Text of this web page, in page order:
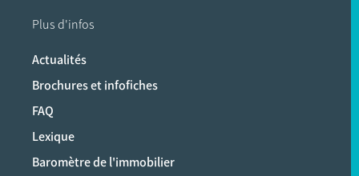
Plus d'infos
Actualités
Brochures et infofiches
FAQ
Lexique
Baromètre de l'immobilier